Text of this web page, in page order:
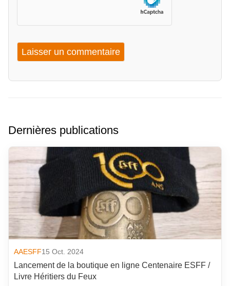
Dernières publications
AAESFF15 Oct. 2024
Lancement de la boutique en ligne Centenaire ESFF /
Livre Héritiers du Feux